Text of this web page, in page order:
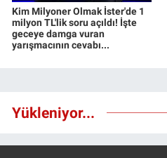
Kim Milyoner Olmak İster'de 1
milyon TL'lik soru açıldı! İşte
geceye damga vuran
yarışmacının cevabı...
Yükleniyor...